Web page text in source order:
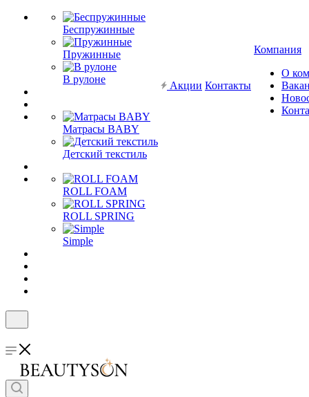
Беспружинные
Пружинные
В рулоне
Матрасы BABY
Детский текстиль
ROLL FOAM
ROLL SPRING
Simple
Акции Контакты
Компания
О